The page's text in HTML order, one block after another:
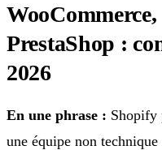
PrestaShop :
2026
En une phrase : Shopify
une équipe non